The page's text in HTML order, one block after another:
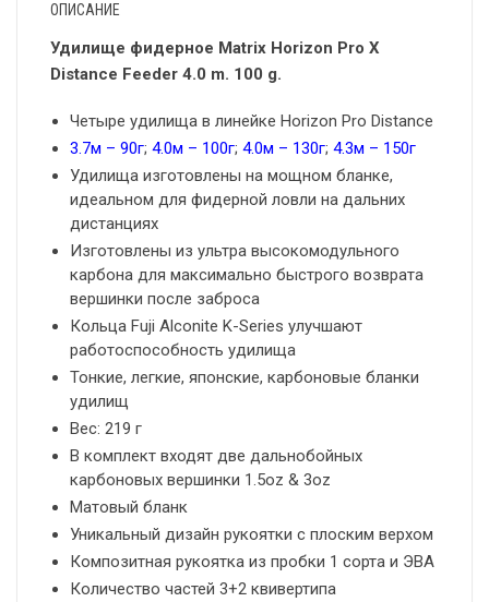
ОПИСАНИЕ
Удилище фидерное Matrix Horizon Pro X
Distance Feeder 4.0 m. 100 g.
Четыре удилища в линейке Horizon Pro Distance
3.7м – 90г; 4.0м – 100г; 4.0м – 130г; 4.3м – 150г
Удилища изготовлены на мощном бланке,
идеальном для фидерной ловли на дальних
дистанциях
Изготовлены из ультра высокомодульного
карбона для максимально быстрого возврата
вершинки после заброса
Кольца Fuji Alconite K-Series улучшают
работоспособность удилища
Тонкие, легкие, японские, карбоновые бланки
удилищ
Вес: 219 г
В комплект входят две дальнобойных
карбоновых вершинки 1.5oz & 3oz
Матовый бланк
Уникальный дизайн рукоятки с плоским верхом
Композитная рукоятка из пробки 1 сорта и ЭВА
Количество частей 3+2 квивертипа